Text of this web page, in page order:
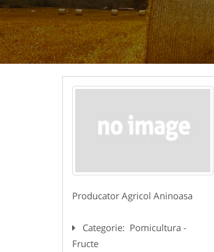
Producator Agricol Aninoasa
Categorie: Pomicultura -
Fructe